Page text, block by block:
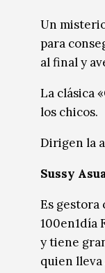
Música
Música
Sin categoría
Un
para
al final y
La clásica
los chicos.
Dirigen la
Sussy
Es gestora
100en1día
y tiene
quien